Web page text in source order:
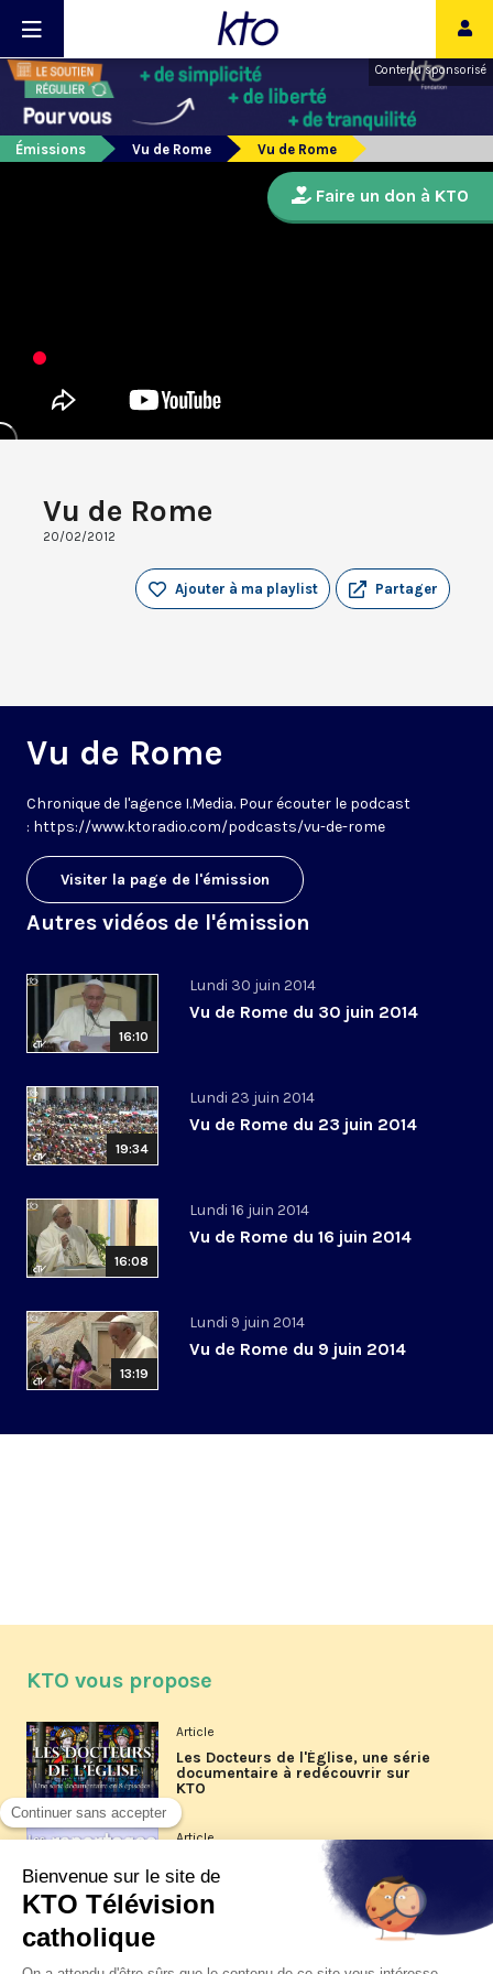
Contenu sponsorisé
Émissions Vu de Rome Vu de Rome
Vu de Rome
20/02/2012
Partager
Ajouter à ma playlist
Vu de Rome
Chronique de l'agence I.Media. Pour écouter le podcast
: https://www.ktoradio.com/podcasts/vu-de-rome
Visiter la page de l'émission
Autres vidéos de l'émission
16:10
Lundi 30 juin 2014
Vu de Rome du 30 juin 2014
19:34
Lundi 23 juin 2014
Vu de Rome du 23 juin 2014
16:08
Lundi 16 juin 2014
Vu de Rome du 16 juin 2014
13:19
Lundi 9 juin 2014
Vu de Rome du 9 juin 2014
Faire un don à KTO
KTO vous propose
Article
Les Docteurs de l'Église, une série
documentaire à redécouvrir sur
KTO
Article
Les reportages d'été 2026 de KTO
La visite pastorale du pape Léon